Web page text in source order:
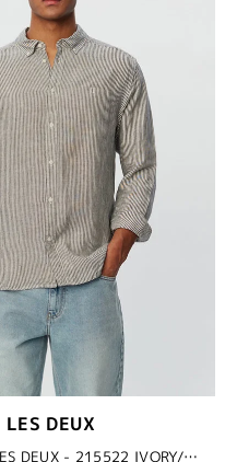
LES DEUX
ΠΟΥΚΑΜΙΣΟ LES DEUX - 215522 IVORY/OLIVE NIGHT